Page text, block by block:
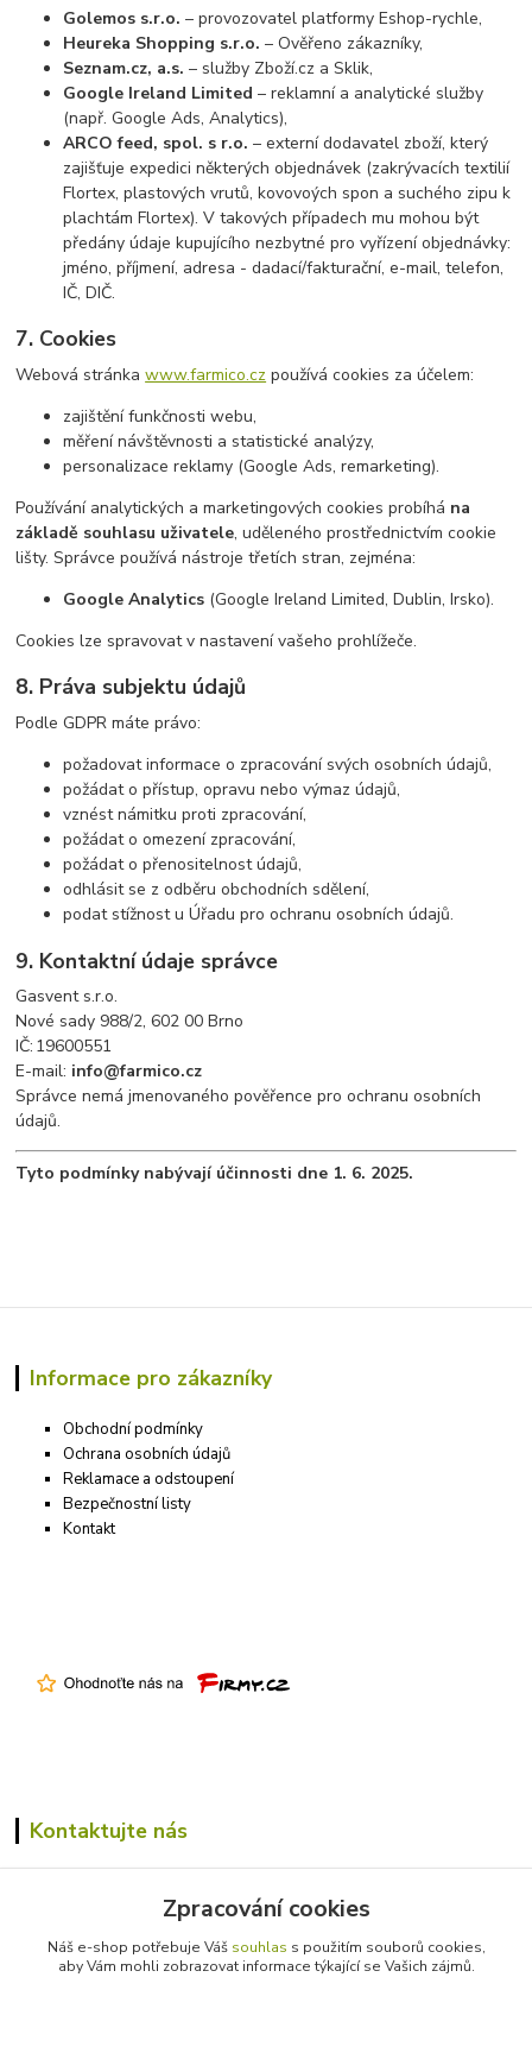
Golemos s.r.o. – provozovatel platformy Eshop-rychle,
Heureka Shopping s.r.o. – Ověřeno zákazníky,
Seznam.cz, a.s. – služby Zboží.cz a Sklik,
Google Ireland Limited – reklamní a analytické služby
(např. Google Ads, Analytics),
ARCO feed, spol. s r.o. – externí dodavatel zboží, který
zajišťuje expedici některých objednávek (zakrývacích textilií
Flortex, plastových vrutů, kovovoých spon a suchého zipu k
plachtám Flortex). V takových případech mu mohou být
předány údaje kupujícího nezbytné pro vyřízení objednávky:
jméno, příjmení, adresa - dadací/fakturační, e-mail, telefon,
IČ, DIČ.
7. Cookies
Webová stránkawww.farmico.cz používá cookies za účelem:
zajištění funkčnosti webu,
měření návštěvnosti a statistické analýzy,
personalizace reklamy (Google Ads, remarketing).
Používání analytických a marketingových cookies probíhá na
základě souhlasu uživatele, uděleného prostřednictvím cookie
lišty. Správce používá nástroje třetích stran, zejména:
Google Analytics (Google Ireland Limited, Dublin, Irsko).
Cookies lze spravovat v nastavení vašeho prohlížeče.
8. Práva subjektu údajů
Podle GDPR máte právo:
požadovat informace o zpracování svých osobních údajů,
požádat o přístup, opravu nebo výmaz údajů,
vznést námitku proti zpracování,
požádat o omezení zpracování,
požádat o přenositelnost údajů,
odhlásit se z odběru obchodních sdělení,
podat stížnost u Úřadu pro ochranu osobních údajů.
9. Kontaktní údaje správce
Gasvent s.r.o.
Nové sady 988/2, 602 00 Brno
IČ: 19600551
E-mail: info@farmico.cz
Správce nemá jmenovaného pověřence pro ochranu osobních
údajů.
Tyto podmínky nabývají účinnosti dne 1. 6. 2025.
Informace pro zákazníky
Obchodní podmínky
Ochrana osobních údajů
Reklamace a odstoupení
Bezpečnostní listy
Kontakt
Kontaktujte nás
Zpracování cookies
Náš e-shop potřebuje Váš souhlas s použitím souborů cookies,
aby Vám mohli zobrazovat informace týkající se Vašich zájmů.